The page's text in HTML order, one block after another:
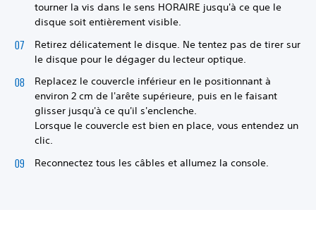
tourner la vis dans le sens HORAIRE jusqu'à ce que le
disque soit entièrement visible.
Retirez délicatement le disque. Ne tentez pas de tirer sur
le disque pour le dégager du lecteur optique.
Replacez le couvercle inférieur en le positionnant à
environ 2 cm de l'arête supérieure, puis en le faisant
glisser jusqu'à ce qu'il s'enclenche.
Lorsque le couvercle est bien en place, vous entendez un
clic.
Reconnectez tous les câbles et allumez la console.